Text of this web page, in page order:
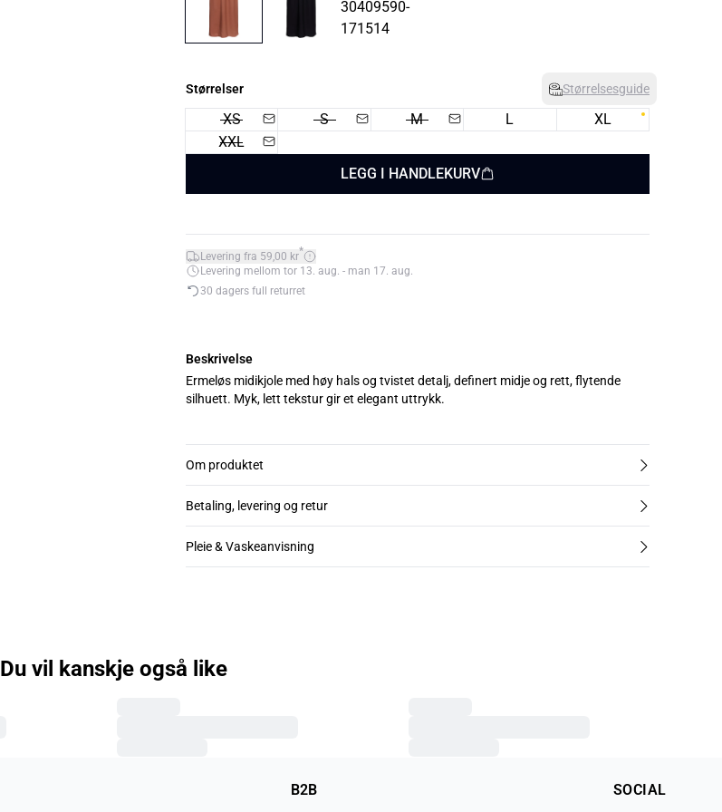
Størrelser Størrelsesguide
XS S M L
XL
XXL
LEGG I HANDLEKURV
Levering fra 59,00 kr*
Levering mellom tor 13. aug. - man 17. aug.
30 dagers full returret
Beskrivelse
Ermeløs midikjole med høy hals og tvistet detalj, definert midje og rett, flytende
silhuett. Myk, lett tekstur gir et elegant uttrykk.
Om produktet
Betaling, levering og retur
Pleie & Vaskeanvisning
Du vil kanskje også like
B2B
SOCIAL